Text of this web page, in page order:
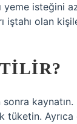
yeme isteğini
iştahı olan
kaynatın.
tüketin.